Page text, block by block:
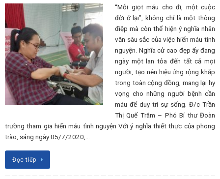
“Mỗi giọt máu cho đi, một cuộc
đời ở lại”, không chỉ là một thông
điệp mà còn thể hiện ý nghĩa nhân
văn sâu sắc của việc hiến máu tình
nguyện. Nghĩa cử cao đẹp ấy đang
ngày một lan tỏa đến tất cả mọi
người, tạo nên hiệu ứng rộng khắp
trong toàn cộng đồng, mang lại hy
vọng cho những người bệnh cần
máu để duy trì sự sống. Đ/c Trần
Thị Quế Trâm – Phó Bí thư Đoàn
trường tham gia hiến máu tình nguyện Với ý nghĩa thiết thực của phong
trào, sáng ngày 05/7/2020,…
Đọc tiếp